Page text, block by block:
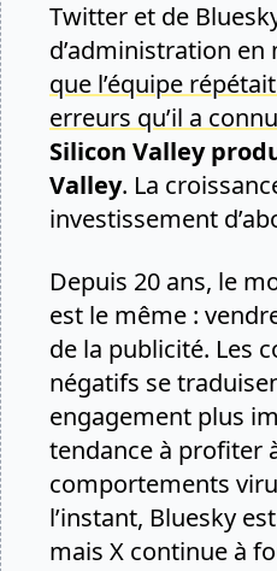
Twitter et de
d’administration en
que l’équipe
erreurs qu’il a
Silicon Valley
Valley. La
investissement
Depuis 20 ans, le
est le même :
de la publicité. Les
négatifs se
engagement plus
tendance à profiter
comportements
l’instant, Bluesky
mais X continue à